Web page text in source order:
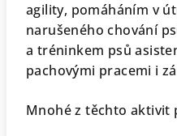
agility, pomáháním v
narušeného chování
a tréninkem psů
pachovými pracemi i
Mnohé z těchto aktivit